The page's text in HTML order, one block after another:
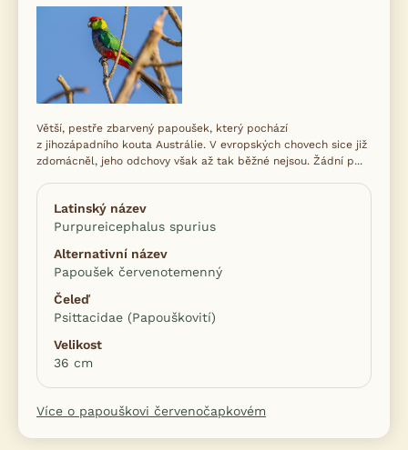
Větší, pestře zbarvený papoušek, který pochází
z jihozápadního kouta Austrálie. V evropských chovech sice již
zdomácněl, jeho odchovy však až tak běžné nejsou. Žádní p...
Latinský název
Purpureicephalus spurius
Alternativní název
Papoušek červenotemenný
Čeleď
Psittacidae (Papouškovití)
Velikost
36 cm
Více o papouškovi červenočapkovém